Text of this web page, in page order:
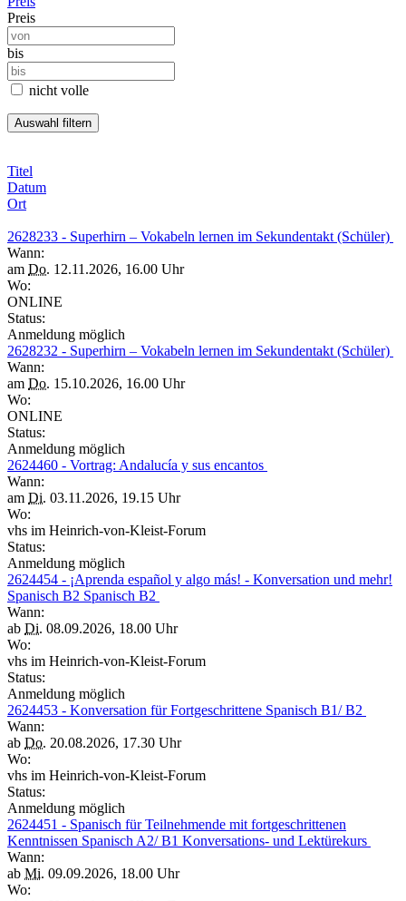
Preis
bis
nicht volle
Titel
Datum
Ort
2628233 - Superhirn – Vokabeln lernen im Sekundentakt (Schüler)
Wann:
am Do. 12.11.2026, 16.00 Uhr
Wo:
ONLINE
Status:
Anmeldung möglich
2628232 - Superhirn – Vokabeln lernen im Sekundentakt (Schüler)
Wann:
am Do. 15.10.2026, 16.00 Uhr
Wo:
ONLINE
Status:
Anmeldung möglich
2624460 - Vortrag: Andalucía y sus encantos
Wann:
am Di. 03.11.2026, 19.15 Uhr
Wo:
vhs im Heinrich-von-Kleist-Forum
Status:
Anmeldung möglich
2624454 - ¡Aprenda español y algo más! - Konversation und mehr!
Spanisch B2 Spanisch B2
Wann:
ab Di. 08.09.2026, 18.00 Uhr
Wo:
vhs im Heinrich-von-Kleist-Forum
Status:
Anmeldung möglich
2624453 - Konversation für Fortgeschrittene Spanisch B1/ B2
Wann:
ab Do. 20.08.2026, 17.30 Uhr
Wo:
vhs im Heinrich-von-Kleist-Forum
Status:
Anmeldung möglich
2624451 - Spanisch für Teilnehmende mit fortgeschrittenen
Kenntnissen Spanisch A2/ B1 Konversations- und Lektürekurs
Wann:
ab Mi. 09.09.2026, 18.00 Uhr
Wo: